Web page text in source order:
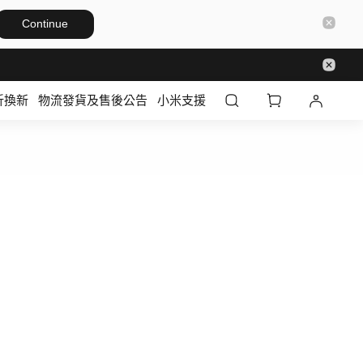
Continue
換新 物流發貨及售後公告 小米支援